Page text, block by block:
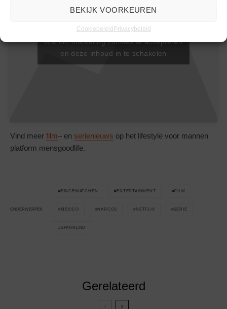
BEKIJK VOORKEUREN
CookiebeleidPrivacybeleid
Klik om marketing cookies te accepteren
en deze inhoud in te schakelen
Vind meer film– en serienieuws op het lifestyle voor mannen
platform mensgoodlife.
ONDERWERPEN
BINGEWATCHEN ENTERTAINMENT FILM
MEXICO NARCOS NETFLIX SERIE
SPANNEND
Gerelateerd